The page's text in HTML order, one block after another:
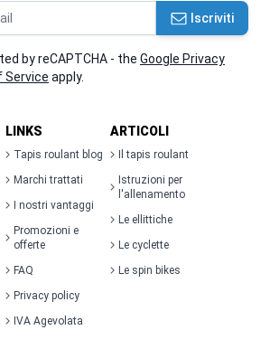
Iscriviti
by reCAPTCHA - the Google Privacy
Service apply.
LINKS
Tapis roulant blog
Marchi trattati
I nostri vantaggi
Promozioni e
offerte
FAQ
Privacy policy
IVA Agevolata
ARTICOLI
Il tapis roulant
Istruzioni per
l'allenamento
Le ellittiche
Le cyclette
Le spin bikes